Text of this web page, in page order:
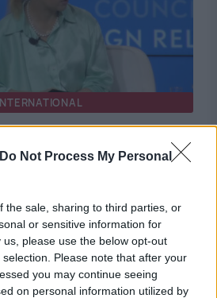
Do Not Process My Personal
the sale, sharing to third parties, or
or sensitive information for
please use the below opt-out
Please note that after your
you may continue seeing
on personal information utilized by
ilegală. Ce avere